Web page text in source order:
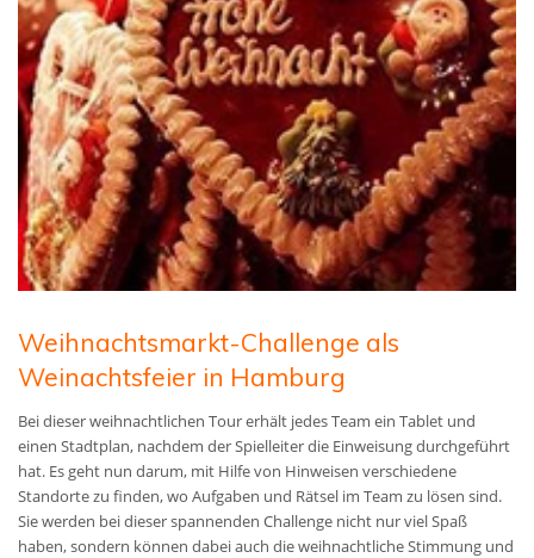
Weihnachtsmarkt-Challenge als
Weinachtsfeier in Hamburg
Bei dieser weihnachtlichen Tour erhält jedes Team ein Tablet und
einen Stadtplan, nachdem der Spielleiter die Einweisung durchgeführt
hat. Es geht nun darum, mit Hilfe von Hinweisen verschiedene
Standorte zu finden, wo Aufgaben und Rätsel im Team zu lösen sind.
Sie werden bei dieser spannenden Challenge nicht nur viel Spaß
haben, sondern können dabei auch die weihnachtliche Stimmung und